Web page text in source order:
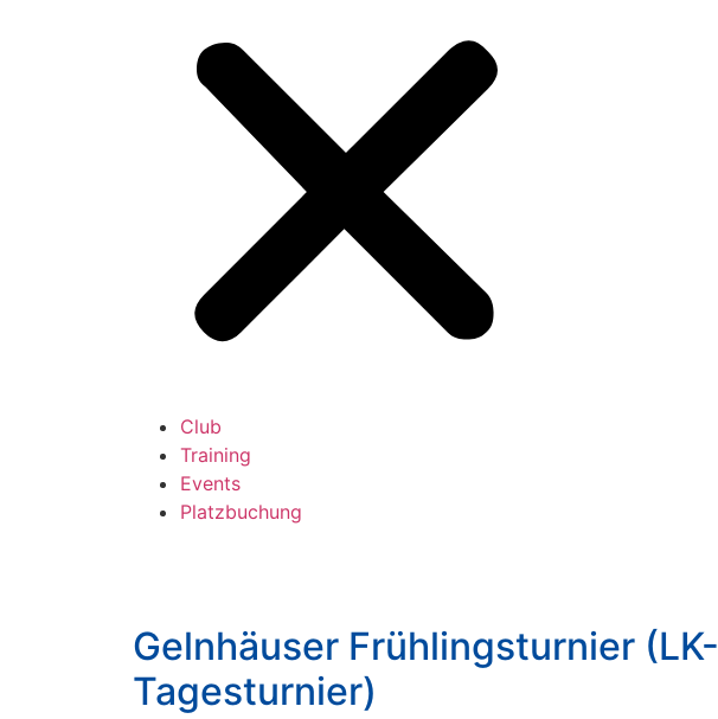
Club
Training
Events
Platzbuchung
Gelnhäuser Frühlingsturnier (LK-
Tagesturnier)